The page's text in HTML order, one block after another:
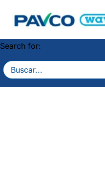
Search for: